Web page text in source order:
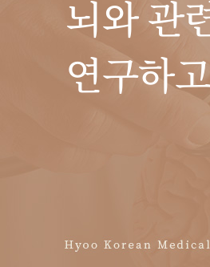
뇌와 관
연구하